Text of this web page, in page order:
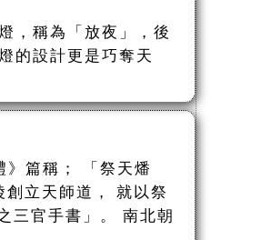
，稱為「放夜」，後
的設計更是巧奪天
篇稱； 「祭天燔
立天師道， 就以祭
三官手書」。 南北朝